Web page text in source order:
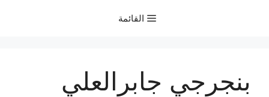
القائمة
بنجرجي جابرالعلي